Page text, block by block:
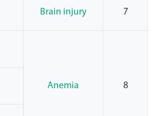
7
Brain injury
8
Anemia